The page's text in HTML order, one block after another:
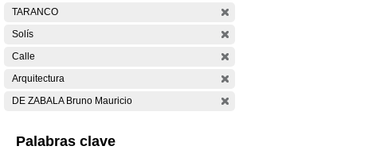
TARANCO
Solís
Calle
Arquitectura
DE ZABALA Bruno Mauricio
Palabras clave